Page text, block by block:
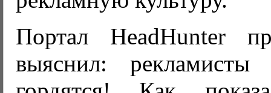
Портал HeadHunter
выяснил: рекламисты